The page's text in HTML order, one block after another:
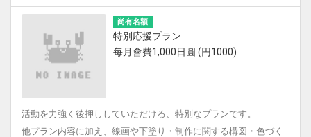
尚有名額
特別応援プラン
每月會費1,000日圓 (円1000)
活動を力強く後押ししていただける、特別なプランです。
他プラン内容に加え、線画や下塗り・制作に関する構図・色づく